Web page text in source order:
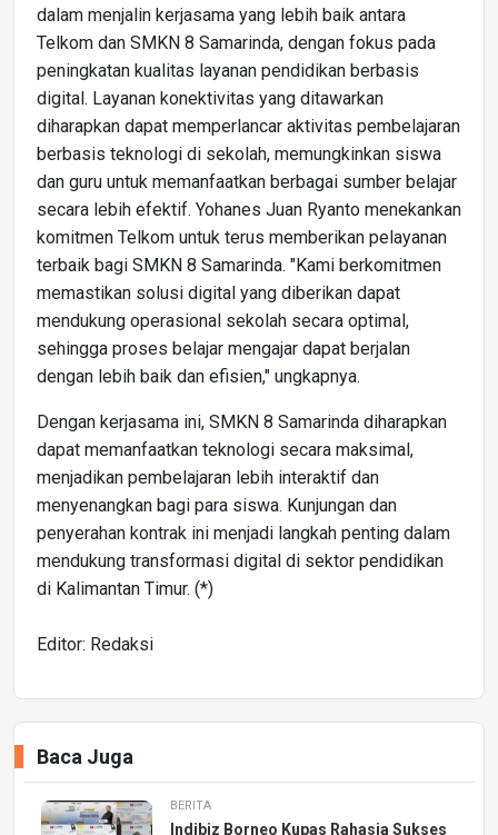
dalam menjalin kerjasama yang lebih baik antara
Telkom dan SMKN 8 Samarinda, dengan fokus pada
peningkatan kualitas layanan pendidikan berbasis
digital. Layanan konektivitas yang ditawarkan
diharapkan dapat memperlancar aktivitas pembelajaran
berbasis teknologi di sekolah, memungkinkan siswa
dan guru untuk memanfaatkan berbagai sumber belajar
secara lebih efektif. Yohanes Juan Ryanto menekankan
komitmen Telkom untuk terus memberikan pelayanan
terbaik bagi SMKN 8 Samarinda. "Kami berkomitmen
memastikan solusi digital yang diberikan dapat
mendukung operasional sekolah secara optimal,
sehingga proses belajar mengajar dapat berjalan
dengan lebih baik dan efisien," ungkapnya.
Dengan kerjasama ini, SMKN 8 Samarinda diharapkan
dapat memanfaatkan teknologi secara maksimal,
menjadikan pembelajaran lebih interaktif dan
menyenangkan bagi para siswa. Kunjungan dan
penyerahan kontrak ini menjadi langkah penting dalam
mendukung transformasi digital di sektor pendidikan
di Kalimantan Timur. (*)
Editor: Redaksi
Baca Juga
BERITA
Indibiz Borneo Kupas Rahasia Sukses